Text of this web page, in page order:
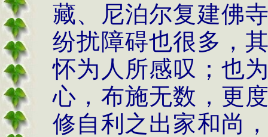
藏、尼泊尔复建佛
纷扰障碍也很多，
怀为人所感叹；也
心，布施无数，更
修自利之出家和尚